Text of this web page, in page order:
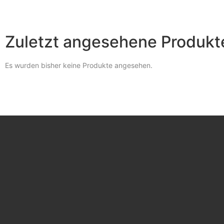
Zuletzt angesehene
Es wurden bisher keine Produkte angesehen.